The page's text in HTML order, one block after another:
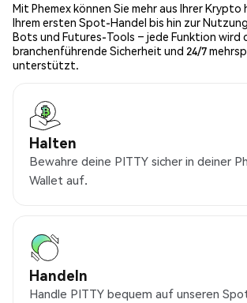
Mit Phemex können Sie mehr aus Ihrer Krypto
Ihrem ersten Spot-Handel bis hin zur
Bots und Futures-Tools – jede Funktion wird
branchenführende Sicherheit und 24/7
unterstützt.
Halten
Bewahre deine PITTY sicher in deiner
Wallet auf.
Handeln
Handle PITTY bequem auf unseren